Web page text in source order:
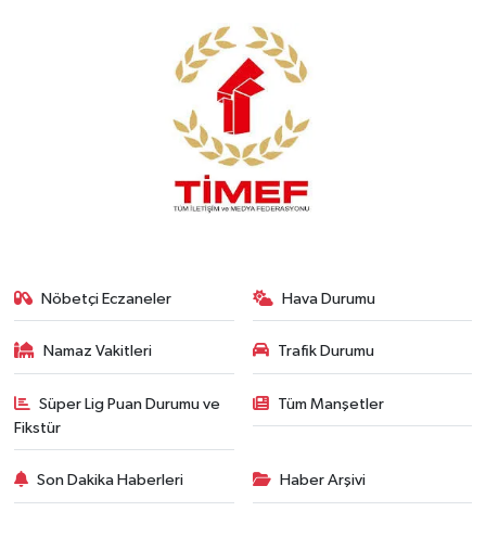
Nöbetçi Eczaneler Hava Durumu
Namaz Vakitleri Trafik Durumu
Süper Lig Puan Durumu ve
Fikstür
Tüm Manşetler
Son Dakika Haberleri Haber Arşivi